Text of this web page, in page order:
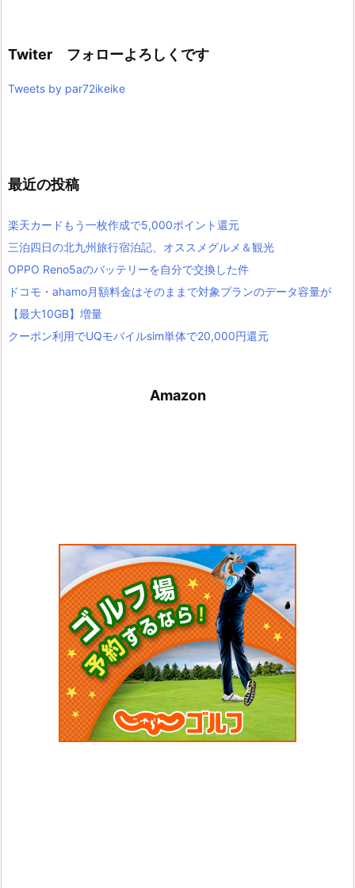
Twiter フォローよろしくです
Tweets by par72ikeike
最近の投稿
楽天カードもう一枚作成で5,000ポイント還元
三泊四日の北九州旅行宿泊記、オススメグルメ＆観光
OPPO Reno5aのバッテリーを自分で交換した件
ドコモ・ahamo月額料金はそのままで対象プランのデータ容量が
【最大10GB】増量
クーポン利用でUQモバイルsim単体で20,000円還元
Amazon